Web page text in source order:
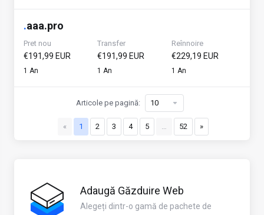
.aaa.pro
Pret nou
€191,99 EUR
1 An
Transfer
€191,99 EUR
1 An
Reînnoire
€229,19 EUR
1 An
« 1 2 3 4 5 … 52 »
Articole pe pagină:
Adaugă Găzduire Web
Alegeți dintr-o gamă de pachete de